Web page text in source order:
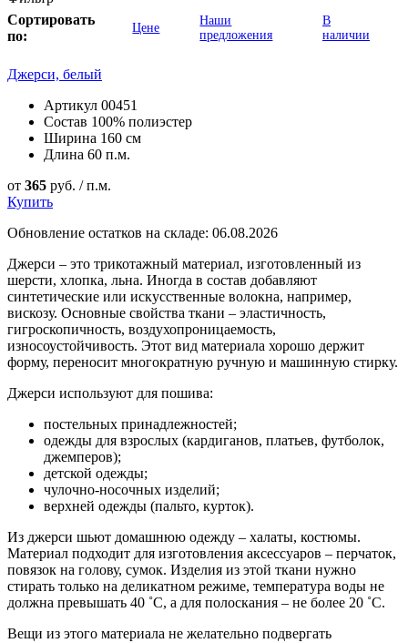
Сортировать
по:
Цене
Наши
предложения
В
наличии
Джерси, белый
Артикул 00451
Состав 100% полиэстер
Ширина 160 см
Длина 60 п.м.
от 365 руб. / п.м.
Купить
Обновление остатков на складе: 06.08.2026
Джерси – это трикотажный материал, изготовленный из
шерсти, хлопка, льна. Иногда в состав добавляют
синтетические или искусственные волокна, например,
вискозу. Основные свойства ткани – эластичность,
гигроскопичность, воздухопроницаемость,
износоустойчивость. Этот вид материала хорошо держит
форму, переносит многократную ручную и машинную стирку.
Джерси используют для пошива:
постельных принадлежностей;
одежды для взрослых (кардиганов, платьев, футболок,
джемперов);
детской одежды;
чулочно-носочных изделий;
верхней одежды (пальто, курток).
Из джерси шьют домашнюю одежду – халаты, костюмы.
Материал подходит для изготовления аксессуаров – перчаток,
повязок на голову, сумок. Изделия из этой ткани нужно
стирать только на деликатном режиме, температура воды не
должна превышать 40 ˚C, а для полоскания – не более 20 ˚C.
Вещи из этого материала не желательно подвергать